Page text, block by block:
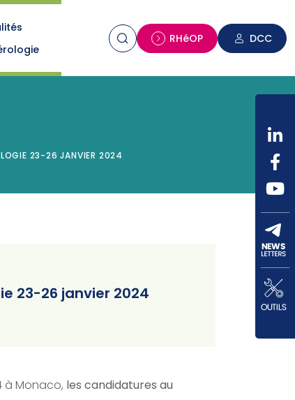
RHéOP DCC
23-26 JANVIER 2024
23-26 janvier 2024
à Monaco, les candidatures au